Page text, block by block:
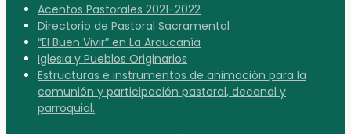
Acentos Pastorales 2021-2022
Directorio de Pastoral Sacramental
“El Buen Vivir” en La Araucanía
Iglesia y Pueblos Originarios
Estructuras e instrumentos de animación para la
comunión y participación pastoral, decanal y
parroquial.